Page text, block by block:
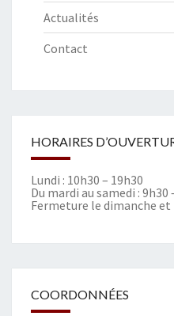
Actualités
Contact
HORAIRES
Lundi : 10h30 – 19h30
Du mardi au samedi : 9h30
Fermeture le dimanche et
COORDONNÉES